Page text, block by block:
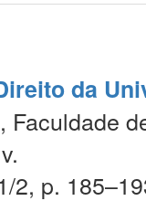
da
2, p.